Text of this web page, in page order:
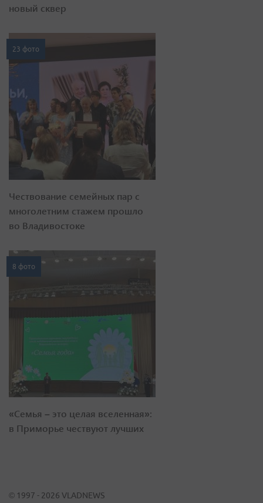
новый сквер
23 фото
Чествование семейных пар с
многолетним стажем прошло
во Владивостоке
8 фото
«Семья – это целая вселенная»:
в Приморье чествуют лучших
© 1997 - 2026 VLADNEWS